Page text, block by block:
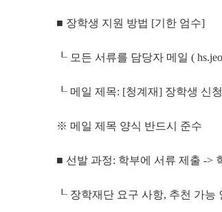
■ 장학생 지원 방법 [기한 엄수]
┖ 모든 서류를 담당자 메일 (
┖ 메일 제목: [청계재] 장학생 신
※ 메일 제목 양식 반드시 준수
■ 선발 과정: 학부에 서류 제출 ->
┖ 장학재단 요구 사항, 추천 가능